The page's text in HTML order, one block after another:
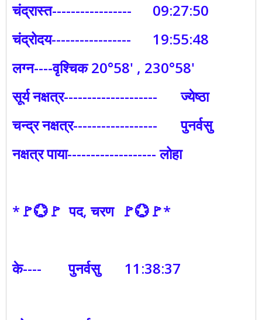
चंद्रास्त-----------------
09:27:50
चंद्रोदय-----------------
19:55:48
लग्न----वृश्चिक 20°58' , 230°58'
सूर्य नक्षत्र--------------------
ज्येष्ठा
चन्द्र नक्षत्र------------------
पुनर्वसु
नक्षत्र पाया------------------- लोहा
*🚩💮🚩 पद, चरण 🚩💮🚩*
के---- पुनर्वसु 11:38:37